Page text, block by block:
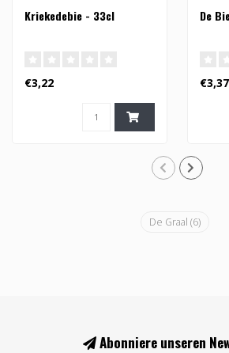
Kriekedebie - 33cl
€3,22
De
€3,37
De Graal (6)
Abonniere unseren